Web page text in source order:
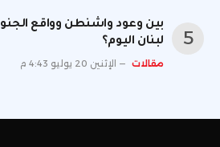
بين وعود واشنطن وواقع
لبنان اليوم؟
مقالات الإثنين 20 يوليو 4:43 م